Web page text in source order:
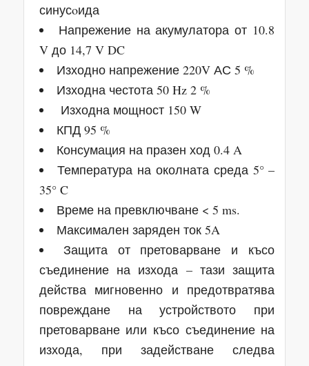
синусoида
Напрежение на акумулатора от 10.8
V до 14,7 V DC
Изходно напрежение 220V АС 5 %
Изходна честота 50 Hz 2 %
Изходна мощност 150 W
КПД 95 %
Консумация на празен ход 0.4 A
Температура на околната среда 5° –
35° C
Време на превключване < 5 ms.
Максимален заряден ток 5A
Защита от претоварване и късо
съединение на изхода – тази защита
действа мигновенно и предотвратява
повреждане на устройството при
претоварване или късо съединение на
изхода, при задействане следва